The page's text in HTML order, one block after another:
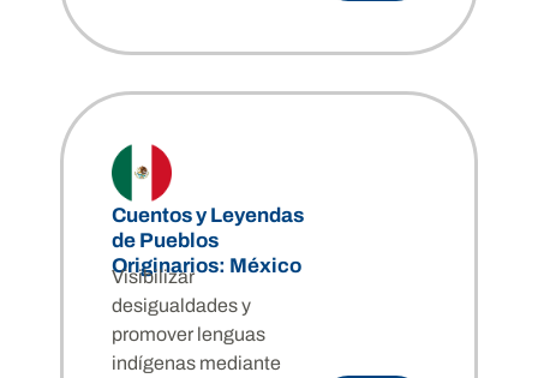
Cuentos y Leyendas
de Pueblos
Originarios: México
Visibilizar
desigualdades y
promover lenguas
indígenas mediante